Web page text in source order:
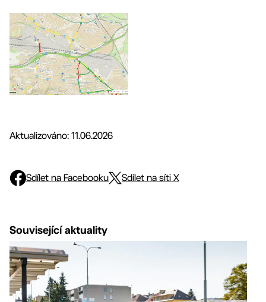
Aktualizováno: 11.06.2026
Sdílet na Facebooku Sdílet na síti X
Související aktuality